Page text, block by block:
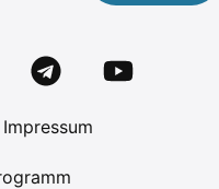
Impressum